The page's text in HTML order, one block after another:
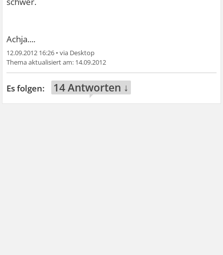
Achja....
12.09.2012 16:26 •
14.09.2012
14 Antworten ↓